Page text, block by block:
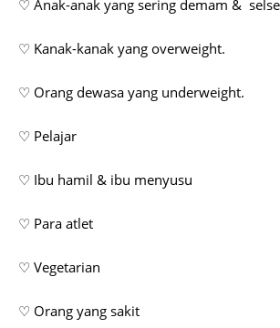
♡ Anak-anak yang sering demam &
♡ Kanak-kanak yang overweight.
♡ Orang dewasa yang underweight.
♡ Pelajar
♡ Ibu hamil & ibu menyusu
♡ Para atlet
♡ Vegetarian
♡ Orang yang sakit